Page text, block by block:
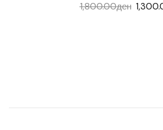
1,800.00ден